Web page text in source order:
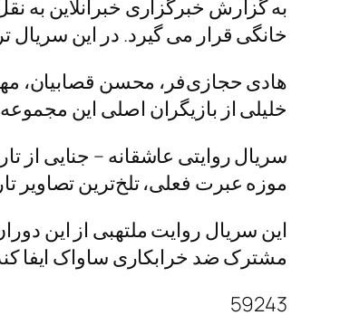
خانگی قرار می گیرد. در این سریال
هادی حجازی‌فر، محسن قصابیان،
خلیلی از بازیگران اصلی این
سریال روایتی عاشقانه – جنایی از
موزه عبرت فعلی، تلخ‌ترین تصاویر
این سریال روایت ملتهبی از این
مشترک ضد خرابکاری ساواک ایفا
59243